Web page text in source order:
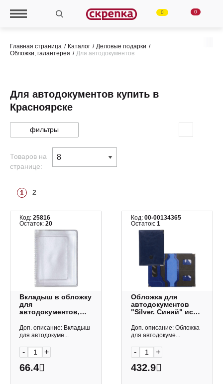
0 0
Главная страница Каталог
Деловые подарки
Обложки, галантерея
Для автодокументов
Для автодокументов купить в
Красноярске
фильтры
Товаров на
странице:
1 2
Код: 25816
Остаток: 20
Вкладыш в обложку
для
автодокументов,
Imige
Доп. описание: Вкладыш
для автодокуме...
- +
66.4
Код:00-00134365
Остаток:1
Обложка для
автодокументов
"Silver. Синий" иск.
ККФ0169 Listoff
Доп. описание: Обложка
для автодокуме...
- +
432.9